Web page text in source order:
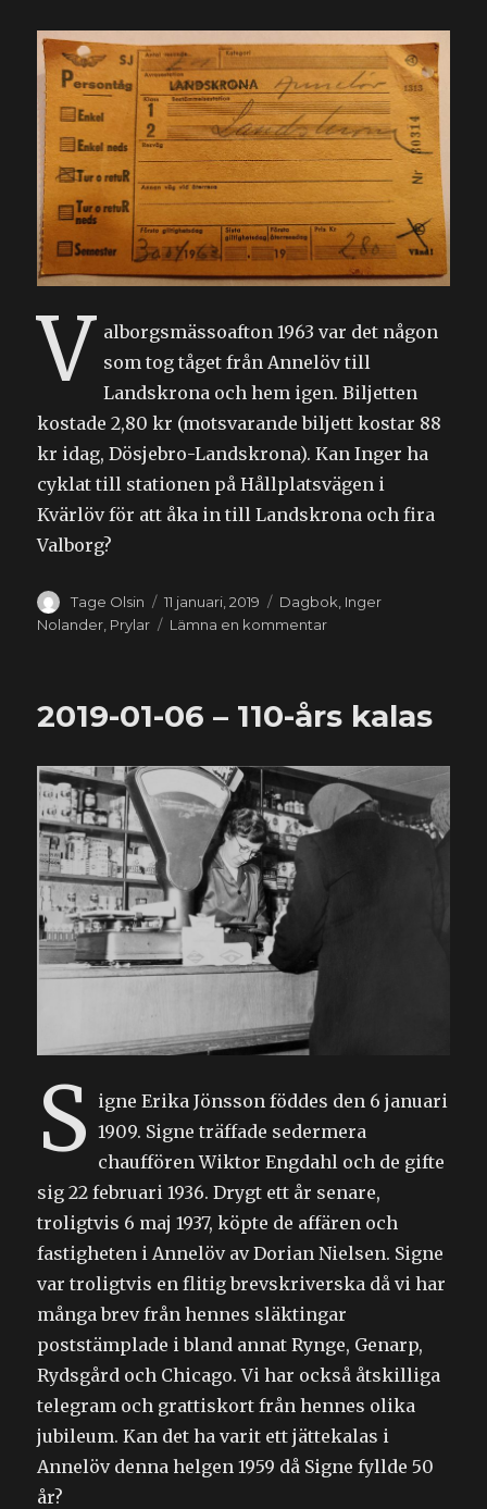
V alborgsmässoafton 1963 var det någon
som tog tåget från Annelöv till
Landskrona och hem igen. Biljetten
kostade 2,80 kr (motsvarande biljett kostar 88
kr idag, Dösjebro-Landskrona). Kan Inger ha
cyklat till stationen på Hållplatsvägen i
Kvärlöv för att åka in till Landskrona och fira
Valborg?
Författare
Tage Olsin
Publicerat
den
11 januari, 2019 Kategorier
Dagbok, Inger
Nolander, Prylar Lämna en kommentartill
–
Annelöv
2019-01-06 – 110-års kalas
S igne Erika Jönsson föddes den 6 januari
1909. Signe träffade sedermera
chauffören Wiktor Engdahl och de gifte
sig 22 februari 1936. Drygt ett år senare,
troligtvis 6 maj 1937, köpte de affären och
fastigheten i Annelöv av Dorian Nielsen. Signe
var troligtvis en flitig brevskriverska då vi har
många brev från hennes släktingar
poststämplade i bland annat Rynge, Genarp,
Rydsgård och Chicago. Vi har också åtskilliga
telegram och grattiskort från hennes olika
jubileum. Kan det ha varit ett jättekalas i
Annelöv denna helgen 1959 då Signe fyllde 50
år?